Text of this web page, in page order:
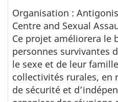
Organisation :
Centre and Sexual
Ce projet améliorera le
personnes survivantes
le sexe et de leur
collectivités rurales, en
de sécurité et